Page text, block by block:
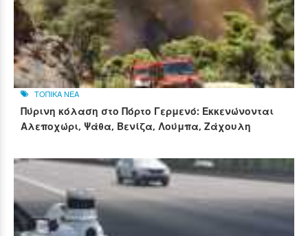
ΤΟΠΙΚΑ ΝΕΑ
Πύρινη κόλαση στο Πόρτο Γερμενό: Εκκενώνονται
Αλεποχώρι, Ψάθα, Βενίζα, Λούμπα, Ζάχουλη